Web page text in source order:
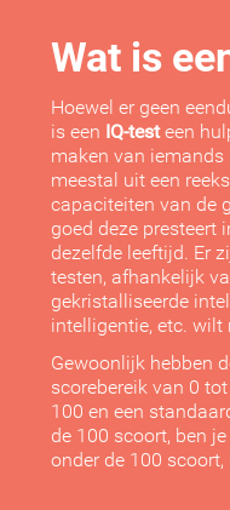
Wat is
Hoewel er geen
is een IQ-testeen
maken van
meestal uit een
capaciteiten van de
goed deze presteert
dezelfde leeftijd. Er
testen, afhankelijk
gekristalliseerde
intelligentie, etc. wilt
Gewoonlijk hebben
scorebereik van 0
100 en een
de 100 scoort, ben
onder de 100